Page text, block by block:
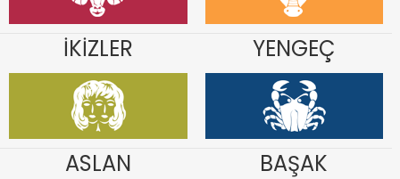
İKİZLER YENGEÇ
ASLAN BAŞAK